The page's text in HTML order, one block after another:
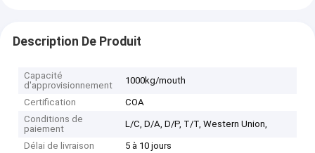
Description De Produit
Capacité
d'approvisionnement
1000kg/mouth
Certification
COA
Conditions de
paiement
L/C, D/A, D/P, T/T, Western Union,
Délai de livraison 5 à 10 jours